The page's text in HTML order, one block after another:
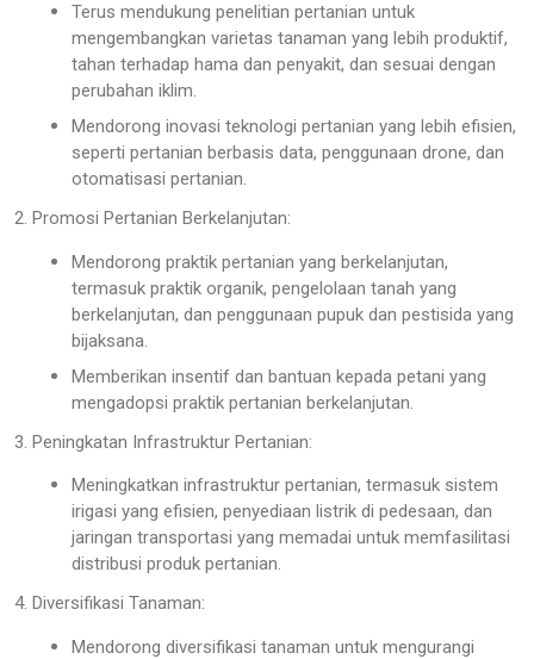
Terus mendukung penelitian pertanian untuk
mengembangkan varietas tanaman yang lebih produktif,
tahan terhadap hama dan penyakit, dan sesuai dengan
perubahan iklim.
Mendorong inovasi teknologi pertanian yang lebih efisien,
seperti pertanian berbasis data, penggunaan drone, dan
otomatisasi pertanian.
2. Promosi Pertanian Berkelanjutan:
Mendorong praktik pertanian yang berkelanjutan,
termasuk praktik organik, pengelolaan tanah yang
berkelanjutan, dan penggunaan pupuk dan pestisida yang
bijaksana.
Memberikan insentif dan bantuan kepada petani yang
mengadopsi praktik pertanian berkelanjutan.
3. Peningkatan Infrastruktur Pertanian:
Meningkatkan infrastruktur pertanian, termasuk sistem
irigasi yang efisien, penyediaan listrik di pedesaan, dan
jaringan transportasi yang memadai untuk memfasilitasi
distribusi produk pertanian.
4. Diversifikasi Tanaman:
Mendorong diversifikasi tanaman untuk mengurangi